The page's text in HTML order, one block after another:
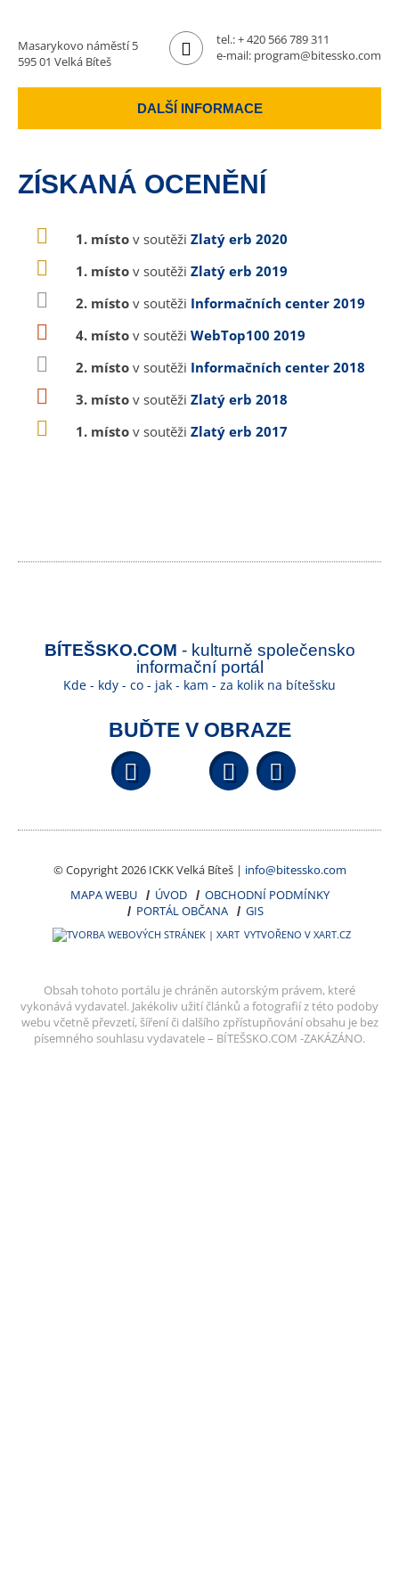
Masarykovo náměstí 5
595 01 Velká Bíteš
tel.:+ 420 566 789 311
e-mail: program@bitessko.com
DALŠÍ INFORMACE
ZÍSKANÁ OCENĚNÍ
1. místo v soutěži Zlatý erb 2020
1. místo v soutěži Zlatý erb 2019
2. místo v soutěži Informačních center 2019
4. místo v soutěži WebTop100 2019
2. místo v soutěži Informačních center 2018
3. místo v soutěži Zlatý erb 2018
1. místo v soutěži Zlatý erb 2017
BÍTEŠSKO.COM - kulturně společensko
informační portál
Kde - kdy - co - jak - kam - za kolik na bítešsku
BUĎTE V OBRAZE
Facebook YouTube
© Copyright 2026 ICKK Velká Bíteš | info@bitessko.com
MAPA WEBU
ÚVOD
OBCHODNÍ PODMÍNKY
PORTÁL OBČANA
GIS
VYTVOŘENO V XART.CZ
Obsah tohoto portálu je chráněn autorským právem, které
vykonává vydavatel. Jakékoliv užití článků a fotografií z této podoby
webu včetně převzetí, šíření či dalšího zpřístupňování obsahu je bez
písemného souhlasu vydavatele – BÍTEŠSKO.COM -ZAKÁZÁNO.